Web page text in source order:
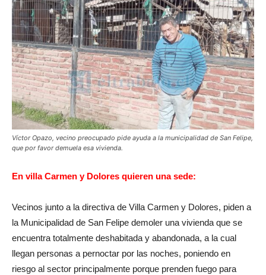
Víctor Opazo, vecino preocupado pide ayuda a la municipalidad de San Felipe,
que por favor demuela esa vivienda.
En villa Carmen y Dolores quieren una sede:
Vecinos junto a la directiva de Villa Carmen y Dolores, piden a
la Municipalidad de San Felipe demoler una vivienda que se
encuentra totalmente deshabitada y abandonada, a la cual
llegan personas a pernoctar por las noches, poniendo en
riesgo al sector principalmente porque prenden fuego para